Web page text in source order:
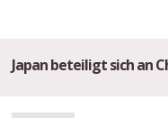
Japan beteiligt sich an